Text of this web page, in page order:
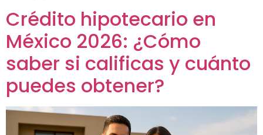
Crédito hipotecario en
México 2026: ¿Cómo
saber si calificas y cuánto
puedes obtener?